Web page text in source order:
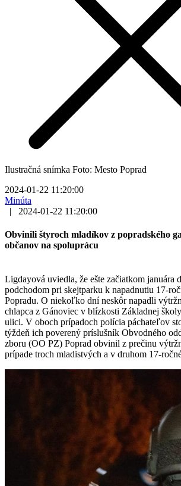
Ilustračná snímka Foto: Mesto Poprad
2024-01-22 11:20:00
Minúta
|
2024-01-22 11:20:00
Obvinili štyroch mladíkov z popradského
občanov na spoluprácu
Ligdayová uviedla, že ešte začiatkom januára
podchodom pri skejtparku k napadnutiu 17-
Popradu. O niekoľko dní neskôr napadli
chlapca z Gánoviec v blízkosti Základnej
ulici. V oboch prípadoch polícia páchateľov
týždeň ich poverený príslušník Obvodného
zboru (OO PZ) Poprad obvinil z prečinu
prípade troch mladistvých a v druhom 17-